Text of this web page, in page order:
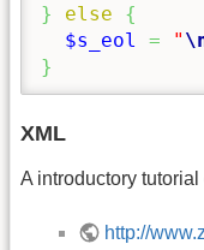
}
else
{
$s_eol
= "
}
XML
A introductory
http://